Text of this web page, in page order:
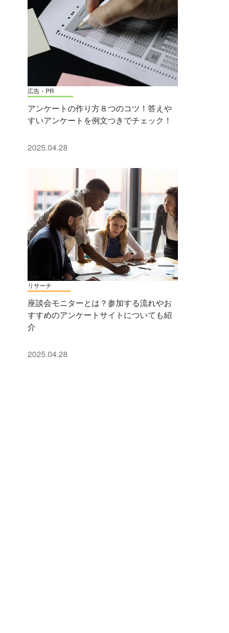
広告・PR
アンケートの作り方８つのコツ！答えや
すいアンケートを例文つきでチェック！
2025.04.28
リサーチ
座談会モニターとは？参加する流れやお
すすめのアンケートサイトについても紹
介
2025.04.28